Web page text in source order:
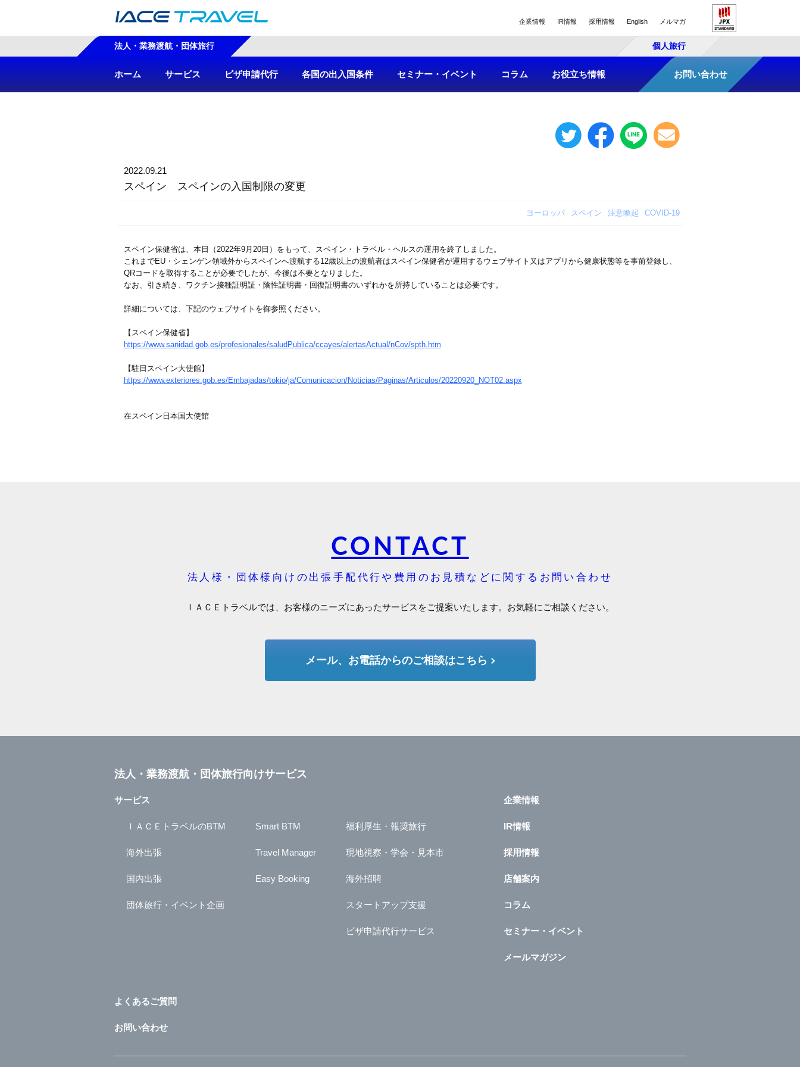
企業情報 IR情報 採用情報 English メルマガ
法人・業務渡航・団体旅行 個人旅行
ホーム サービス ビザ申請代行 各国の出入国条件 セミナー・イベント コラム お役立ち情報 お問い合わせ
2022.09.21
スペイン スペインの入国制限の変更
ヨーロッパ スペイン 注意喚起 COVID-19
スペイン保健省は、本日（2022年9月20日）をもって、スペイン・トラベル・ヘルスの運用を終了しました。
これまでEU・シェンゲン領域外からスペインへ渡航する12歳以上の渡航者はスペイン保健省が運用するウェブサイト又はアプリから健康状態等を事前登録し、
QRコードを取得することが必要でしたが、今後は不要となりました。
なお、引き続き、ワクチン接種証明証・陰性証明書・回復証明書のいずれかを所持していることは必要です。
詳細については、下記のウェブサイトを御参照ください。
【スペイン保健省】
https://www.sanidad.gob.es/profesionales/saludPublica/ccayes/alertasActual/nCov/spth.htm
【駐日スペイン大使館】
https://www.exteriores.gob.es/Embajadas/tokio/ja/Comunicacion/Noticias/Paginas/Articulos/20220920_NOT02.aspx
在スペイン日本国大使館
CONTACT
法人様・団体様向けの出張手配代行や費用のお見積などに関するお問い合わせ
ＩＡＣＥトラベルでは、お客様のニーズにあったサービスをご提案いたします。お気軽にご相談ください。
メール、お電話からのご相談はこちら
法人・業務渡航・団体旅行向けサービス
サービス
ＩＡＣＥトラベルのBTM
海外出張
国内出張
団体旅行・イベント企画
Smart BTM
Travel Manager
Easy Booking
福利厚生・報奨旅行
現地視察・学会・見本市
海外招聘
スタートアップ支援
ビザ申請代行サービス
企業情報
IR情報
採用情報
店舗案内
コラム
セミナー・イベント
メールマガジン
よくあるご質問
お問い合わせ